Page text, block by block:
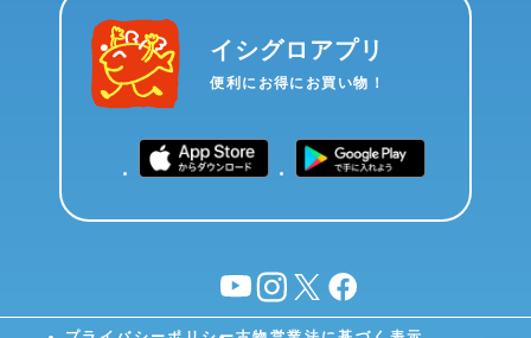
イシグロアプリ
便利にお得にお買い物！
YouTubeinstagram
X facebook